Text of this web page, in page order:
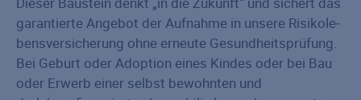
garantierte Angebot der Aufnahme in unsere Risiko­le­
bens­versicherung ohne erneute Gesundheitsprüfung.
Bei Geburt oder Adoption eines Kindes oder bei Bau
oder Erwerb einer selbst bewohnten und